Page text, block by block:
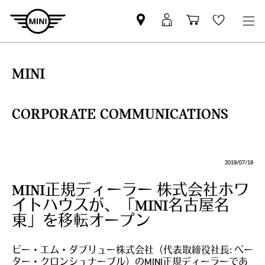
Mini
dealer
MyMini
login
Shopping
cart
Wishlist
MINI
CORPORATE COMMUNICATIONS
2019/07/19
MINI正規ディーラー 株式会社ホワ
イトハウスが、「MINI名古屋名
東」を移転オープン
ビー・エム・ダブリュー株式会社（代表取締役社長: ペー
ター・クロンシュナーブル）のMINI正規ディーラーであ